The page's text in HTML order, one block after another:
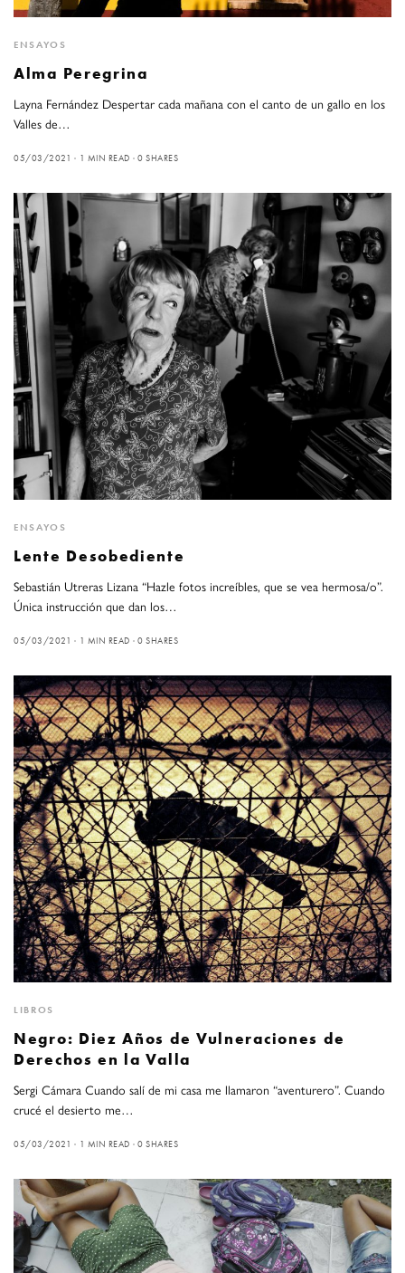
ENSAYOS
Alma Peregrina
Layna Fernández Despertar cada mañana con el canto de un gallo en los
Valles de…
05/03/2021 1 MIN READ 0 SHARES
ENSAYOS
Lente Desobediente
Sebastián Utreras Lizana “Hazle fotos increíbles, que se vea hermosa/o”.
Única instrucción que dan los…
05/03/2021 1 MIN READ 0 SHARES
LIBROS
Negro: Diez Años de Vulneraciones de
Derechos en la Valla
Sergi Cámara Cuando salí de mi casa me llamaron “aventurero”. Cuando
crucé el desierto me…
05/03/2021 1 MIN READ 0 SHARES